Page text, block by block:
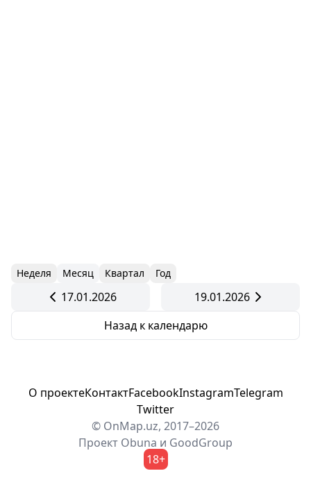
Неделя Месяц Квартал Год
17.01.2026
19.01.2026
Назад к календарю
О проектеКонтактFacebookInstagramTelegram
Twitter
© OnMap.uz, 2017–2026
Проект Obuna и GoodGroup
18+